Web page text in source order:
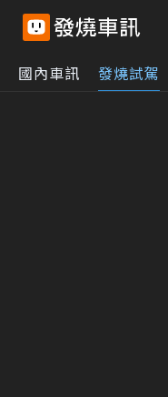
國內車訊 發燒試駕